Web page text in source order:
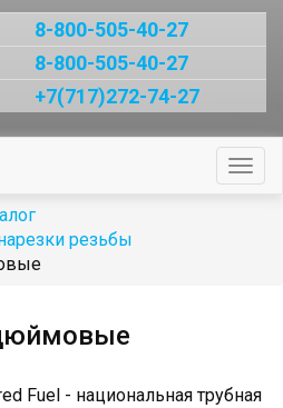
8-800-505-40-27
8-800-505-40-27
+7(717)272-74-27
резьбы
Fuel - национальная трубная